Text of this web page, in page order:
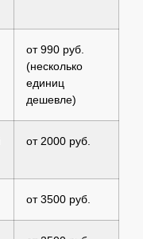
от 990 руб.
(несколько
единиц
дешевле)
от 2000 руб.
от 3500 руб.